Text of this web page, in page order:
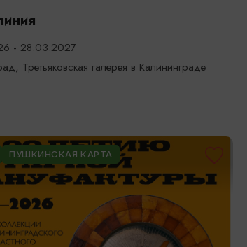
- 28.03.2027
Третьяковская галерея в Калининграде
ПУШКИНСКАЯ КАРТА